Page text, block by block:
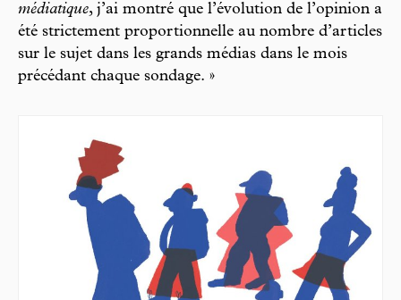
médiatique, j’ai montré que l’évolution de l’opinion a
été strictement proportionnelle au nombre d’articles
sur le sujet dans les grands médias dans le mois
précédant chaque sondage. »